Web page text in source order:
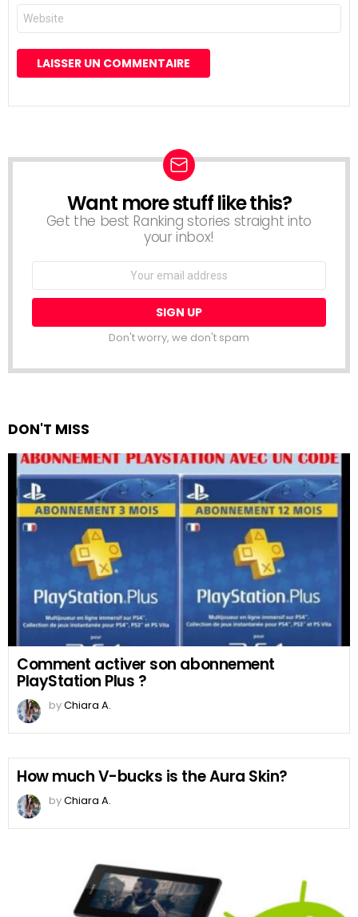
Site
web
NEWSLETTER
Want more stuff like this?
Get the best Ranking stories straight into
your inbox!
Email
Don't worry, we don't spam
DON'T MISS
Comment activer son abonnement
PlayStation Plus ?
byChiara A.
How much V-bucks is the Aura Skin?
byChiara A.